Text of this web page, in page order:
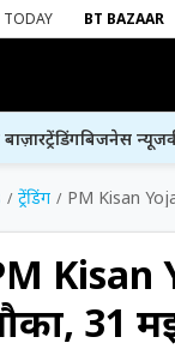
TODAY BT BAZAAR
ट्रेंडिंगबिजनेस न्यूज
ट्रेंडिंग PM Kisan
Kisan
31